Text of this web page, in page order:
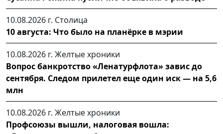
10.08.2026 г. Столица
10 августа: Что было на планёрке в мэрии
10.08.2026 г. Желтые хроники
Вопрос банкротство «Ленатурфлота» завис до
сентября. Следом прилетел еще один иск — на 5,6
млн
10.08.2026 г. Желтые хроники
Профсоюзы вышли, налоговая вошла: